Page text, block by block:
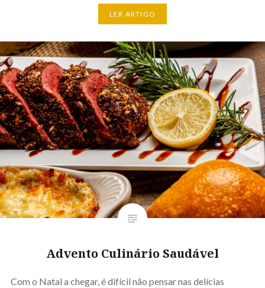
LER ARTIGO
Advento Culinário Saudável
Com o Natal a chegar, é difícil não pensar nas delícias